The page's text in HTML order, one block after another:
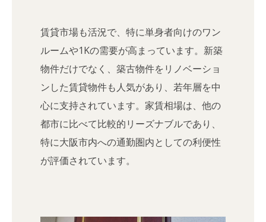
賃貸市場も活況で、特に単身者向けのワン
ルームや1Kの需要が高まっています。新築
物件だけでなく、築古物件をリノベーショ
ンした賃貸物件も人気があり、若年層を中
心に支持されています。家賃相場は、他の
都市に比べて比較的リーズナブルであり、
特に大阪市内への通勤圏内としての利便性
が評価されています。